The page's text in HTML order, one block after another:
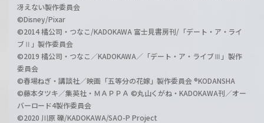
冴えない製作委員会
©Disney/Pixar
©2014 橘公司・つなこ/KADOKAWA 富士見書房刊/「デート・ア・ライ
ブⅡ」製作委員会
©2019 橘公司・つなこ／KADOKAWA／「デート・ア・ライブⅢ」製作
委員会
©春場ねぎ・講談社／映画「五等分の花嫁」製作委員会 ®KODANSHA
©藤本タツキ／集英社・ＭＡＰＰＡ ©丸山くがね・KADOKAWA刊／オー
バーロード4製作委員会
©2020 川原 礫/KADOKAWA/SAO-P Project